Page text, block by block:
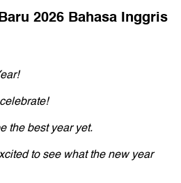
2026 Bahasa Inggris
the best year yet.
to see what the new year